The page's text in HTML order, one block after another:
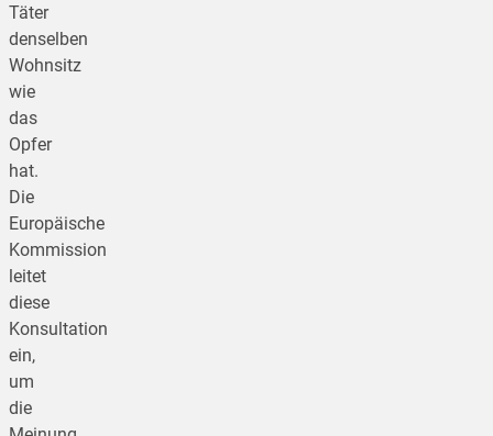
Täter
denselben
Wohnsitz
wie
das
Opfer
hat.
Die
Europäische
Kommission
leitet
diese
Konsultation
ein,
um
die